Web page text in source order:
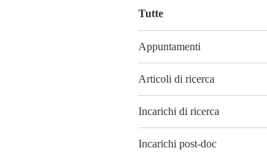
Tutte
Appuntamenti
Articoli di ricerca
Incarichi di ricerca
Incarichi post-doc